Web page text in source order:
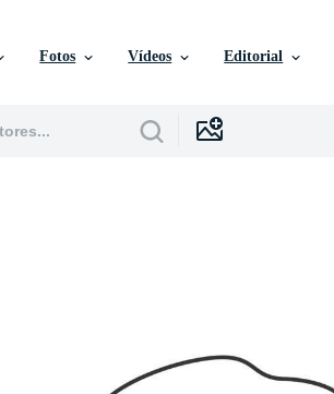
Fotos Vídeos Editorial